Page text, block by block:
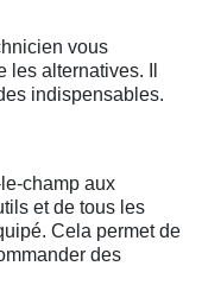
vous
alternatives. Il
indispensables.
champ aux
et de tous les
Cela permet de
des